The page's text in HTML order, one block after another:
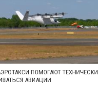
ПОМОГАЮТ ТЕХНИЧЕСКИ
АВИАЦИИ